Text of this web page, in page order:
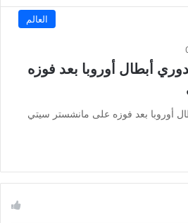
العالم
أبطال أوروبا بعد فوزه
أوروبا بعد فوزه على مانشستر سيتي